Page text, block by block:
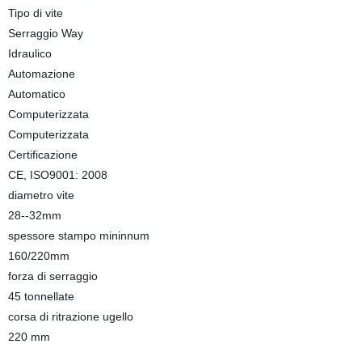
Tipo di vite
Serraggio Way
Idraulico
Automazione
Automatico
Computerizzata
Computerizzata
Certificazione
CE, ISO9001: 2008
diametro vite
28--32mm
spessore stampo mininnum
160/220mm
forza di serraggio
45 tonnellate
corsa di ritrazione ugello
220 mm